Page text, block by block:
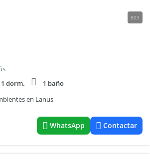
803
1 dorm.
1 baño
en Lanus
WhatsApp Contactar